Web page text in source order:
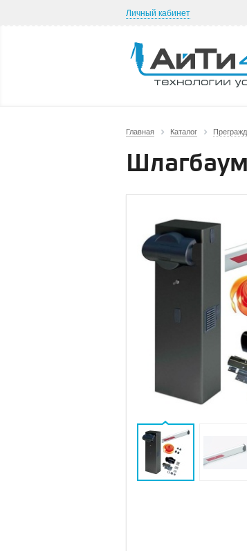
Личный кабинет
Главная Каталог